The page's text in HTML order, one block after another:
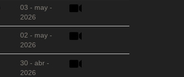
03 - may -
2026
02 - may -
2026
30 - abr -
2026